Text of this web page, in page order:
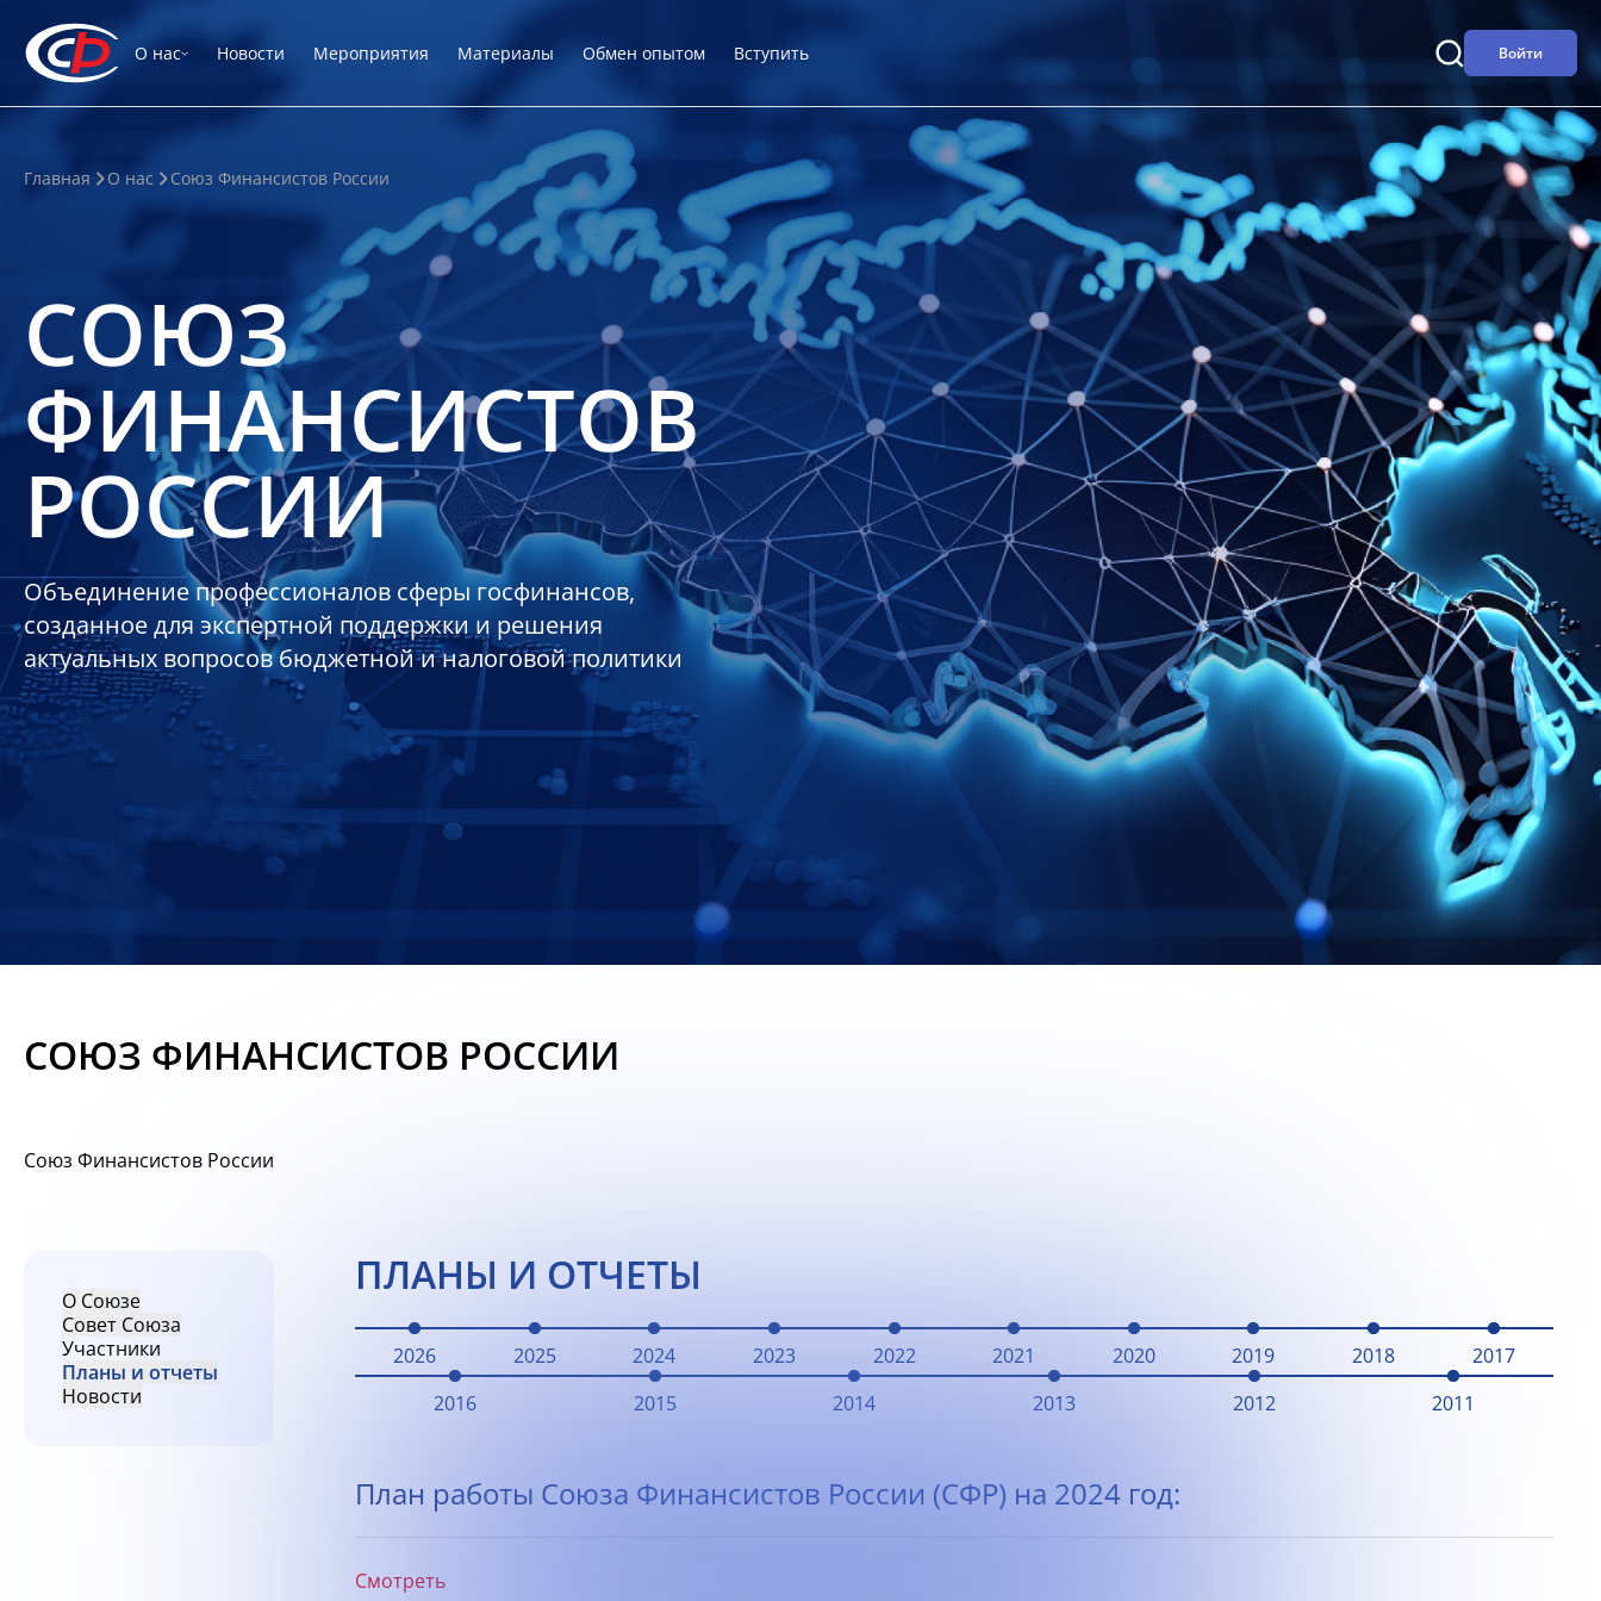
О нас Новости Мероприятия Материалы Обмен опытом Вступить Войти
Главная О нас Союз Финансистов России
СОЮЗ
ФИНАНСИСТОВ
РОССИИ
Объединение профессионалов сферы госфинансов,
созданное для экспертной поддержки и решения
актуальных вопросов бюджетной и налоговой политики
СОЮЗ ФИНАНСИСТОВ РОССИИ
Союз Финансистов России
О Союзе
Совет Союза
Участники
Планы и отчеты
Новости
ПЛАНЫ И ОТЧЕТЫ
2026 2025 2024 2023 2022 2021 2020 2019 2018
2017
2016
2015 2014 2013 2012 2011
План работы Союза Финансистов России (СФР) на 2024 год:
Смотреть